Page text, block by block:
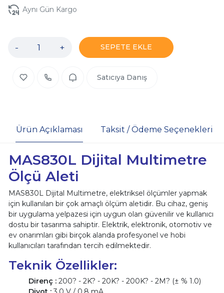
Aynı Gün Kargo
- + SEPETE EKLE
Satıcıya Danış
Ürün Açıklaması Taksit / Ödeme Seçenekleri
MAS830L Dijital Multimetre
Ölçü Aleti
MAS830L Dijital Multimetre, elektriksel ölçümler yapmak
için kullanılan bir çok amaçlı ölçüm aletidir. Bu cihaz, geniş
bir uygulama yelpazesi için uygun olan güvenilir ve kullanıcı
dostu bir tasarıma sahiptir. Elektrik, elektronik, otomotiv ve
ev onarımları gibi birçok alanda profesyonel ve hobi
kullanıcıları tarafından tercih edilmektedir.
Teknik Özellikler:
Direnç :200? - 2K? - 20K? - 200K? - 2M? (± % 1.0)